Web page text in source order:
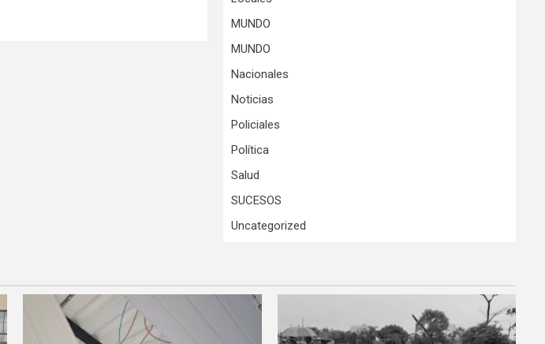
MUNDO
MUNDO
Nacionales
Noticias
Policiales
Política
Salud
SUCESOS
Uncategorized